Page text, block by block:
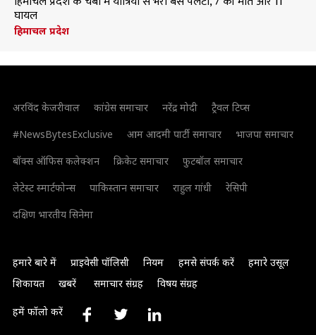
घायल
हिमाचल प्रदेश
अरविंद केजरीवाल कांग्रेस समाचार नरेंद्र मोदी
ट्रैवल टिप्स
#NewsBytesExclusive
आम आदमी पार्टी समाचार
भाजपा समाचार
बॉक्स ऑफिस कलेक्शन
क्रिकेट समाचार
फुटबॉल समाचार
लेटेस्ट स्मार्टफोन्स
पाकिस्तान समाचार राहुल गांधी
रेसिपी
दक्षिण भारतीय सिनेमा
हमारे बारे में प्राइवेसी पॉलिसी नियम हमसे संपर्क करें
हमारे उसूल
शिकायत
खबरें समाचार संग्रह विषय संग्रह
हमें फॉलो करें